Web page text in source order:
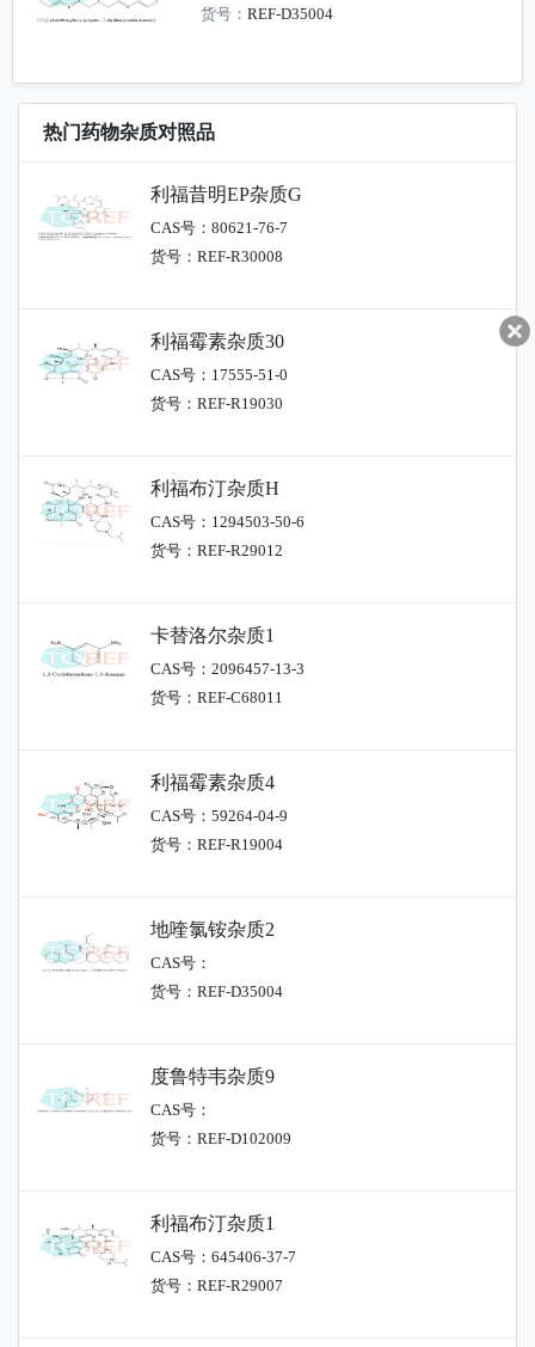
货号：REF-D35004
热门药物杂质对照品
利福昔明EP杂质G
CAS号：80621-76-7
货号：REF-R30008
利福霉素杂质30
CAS号：17555-51-0
货号：REF-R19030
利福布汀杂质H
CAS号：1294503-50-6
货号：REF-R29012
卡替洛尔杂质1
CAS号：2096457-13-3
货号：REF-C68011
利福霉素杂质4
CAS号：59264-04-9
货号：REF-R19004
地喹氯铵杂质2
CAS号：
货号：REF-D35004
度鲁特韦杂质9
CAS号：
货号：REF-D102009
利福布汀杂质1
CAS号：645406-37-7
货号：REF-R29007